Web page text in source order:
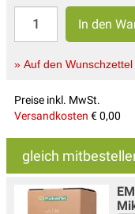
» Auf den Wunschzettel
Preise inkl. MwSt.
Versandkosten € 0,00
gleich